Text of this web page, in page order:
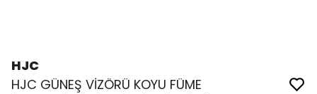
HJC
HJC GÜNEŞ VİZÖRÜ KOYU FÜME